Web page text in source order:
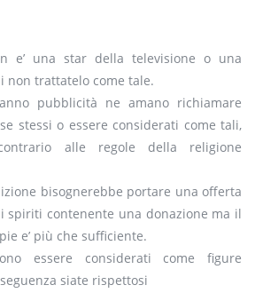
e’ una star della televisione o una
non trattatelo come tale.
pubblicità ne amano richiamare
stessi o essere considerati come tali,
alle regole della religione
bisognerebbe portare una offerta
spiriti contenente una donazione ma il
e’ più che sufficiente.
essere considerati come figure
siate rispettosi